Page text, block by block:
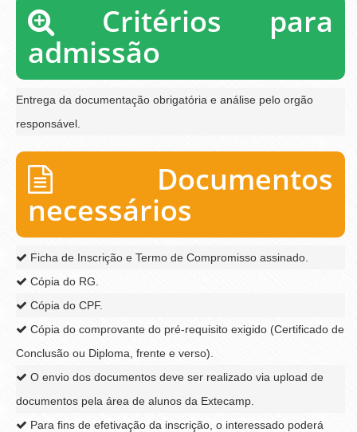
Critérios para
admissão
Entrega da documentação obrigatória e análise pelo orgão
responsável.
Documentos
necessários
Ficha de Inscrição e Termo de Compromisso assinado.
Cópia do RG.
Cópia do CPF.
Cópia do comprovante do pré-requisito exigido (Certificado de
Conclusão ou Diploma, frente e verso).
O envio dos documentos deve ser realizado via upload de
documentos pela área de alunos da Extecamp.
Para fins de efetivação da inscrição, o interessado poderá